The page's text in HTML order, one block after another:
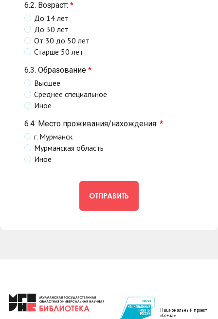
6.2. Возраст: *
До 14 лет
До 30 лет
От 30 до 50 лет
Старше 50 лет
6.3. Образование *
Высшее
Среднее специальное
Иное
6.4. Место проживания/нахождения: *
г. Мурманск
Мурманская область
Иное
ОТПРАВИТЬ
Национальный проект
«Семья»